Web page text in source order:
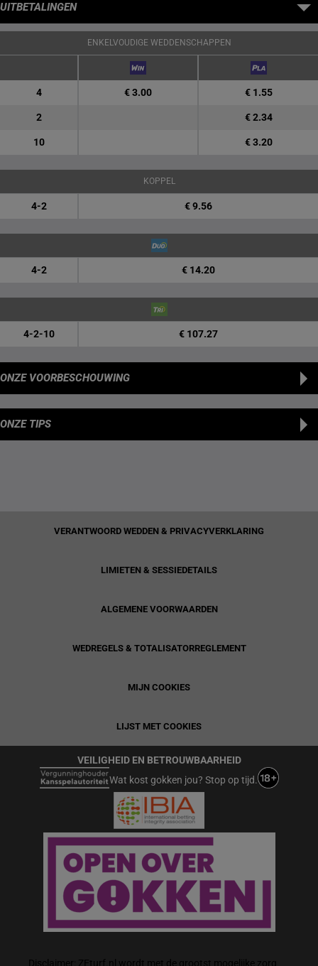
UITBETALINGEN
ENKELVOUDIGE WEDDENSCHAPPEN
4 € 3.00 € 1.55
2 € 2.34
10 € 3.20
KOPPEL
4-2 € 9.56
4-2 € 14.20
4-2-10 € 107.27
ONZE VOORBESCHOUWING
ONZE TIPS
VERANTWOORD WEDDEN & PRIVACYVERKLARING
LIMIETEN & SESSIEDETAILS
ALGEMENE VOORWAARDEN
WEDREGELS & TOTALISATORREGLEMENT
MIJN COOKIES
LIJST MET COOKIES
VEILIGHEID EN BETROUWBAARHEID
Wat kost gokken jou? Stop op tijd.
Disclaimer: ZEturf.nl wordt met de grootst mogelijke zorg